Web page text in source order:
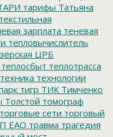
тарифы Татьяна
текстильная
зарплата теневая
тепловычислитель
ЦРБ
теплосбыт теплотрасса
техника технологии
тигр ТИК Тимченко
Толстой томограф
торговые сети торговый
ЕАО травма трагедия